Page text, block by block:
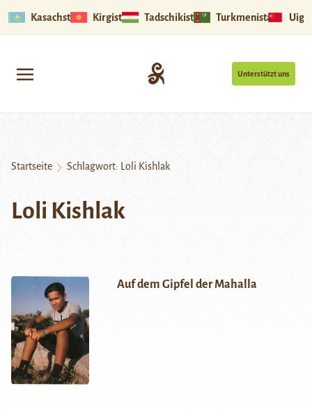
Kasachstan Kirgistan Tadschikistan Turkmenistan
Unterstützt uns
Startseite Schlagwort: Loli Kishlak
Loli Kishlak
Auf dem Gipfel der Mahalla